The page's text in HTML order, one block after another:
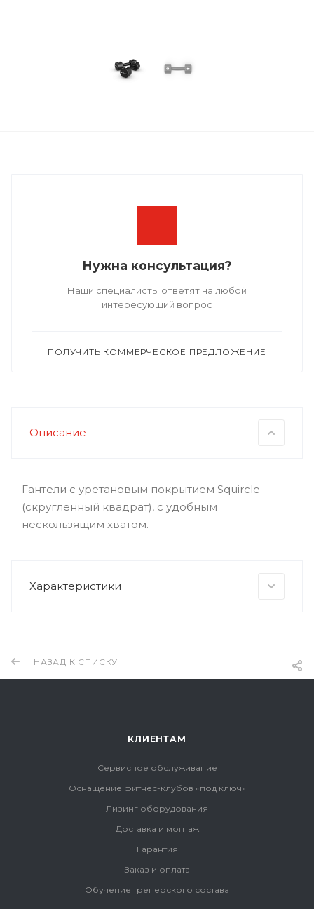
Нужна консультация?
Наши специалисты ответят на любой
интересующий вопрос
ПОЛУЧИТЬ КОММЕРЧЕСКОЕ ПРЕДЛОЖЕНИЕ
Описание
Гантели с уретановым покрытием Squircle
(скругленный квадрат), с удобным
нескользящим хватом.
Характеристики
НАЗАД К СПИСКУ
КЛИЕНТАМ
Сервисное обслуживание
Оснащение фитнес-клубов «под ключ»
Лизинг оборудования
Доставка и монтаж
Гарантия
Заказ и оплата
Обучение тренерского состава